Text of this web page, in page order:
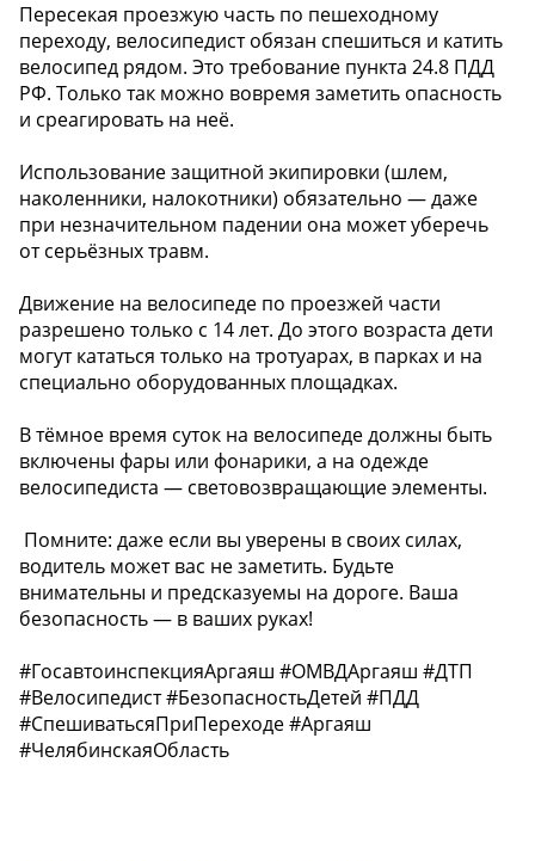
Пересекая проезжую часть по пешеходному
переходу, велосипедист обязан спешиться и катить
велосипед рядом. Это требование пункта 24.8 ПДД
РФ. Только так можно вовремя заметить опасность
и среагировать на неё.
Использование защитной экипировки (шлем,
наколенники, налокотники) обязательно — даже
при незначительном падении она может уберечь
от серьёзных травм.
Движение на велосипеде по проезжей части
разрешено только с 14 лет. До этого возраста дети
могут кататься только на тротуарах, в парках и на
специально оборудованных площадках.
В тёмное время суток на велосипеде должны быть
включены фары или фонарики, а на одежде
велосипедиста — световозвращающие элементы.
️ Помните: даже если вы уверены в своих силах,
водитель может вас не заметить. Будьте
внимательны и предсказуемы на дороге. Ваша
безопасность — в ваших руках!
#ГосавтоинспекцияАргаяш #ОМВДАргаяш #ДТП
#Велосипедист #БезопасностьДетей #ПДД
#СпешиватьсяПриПереходе #Аргаяш
#ЧелябинскаяОбласть